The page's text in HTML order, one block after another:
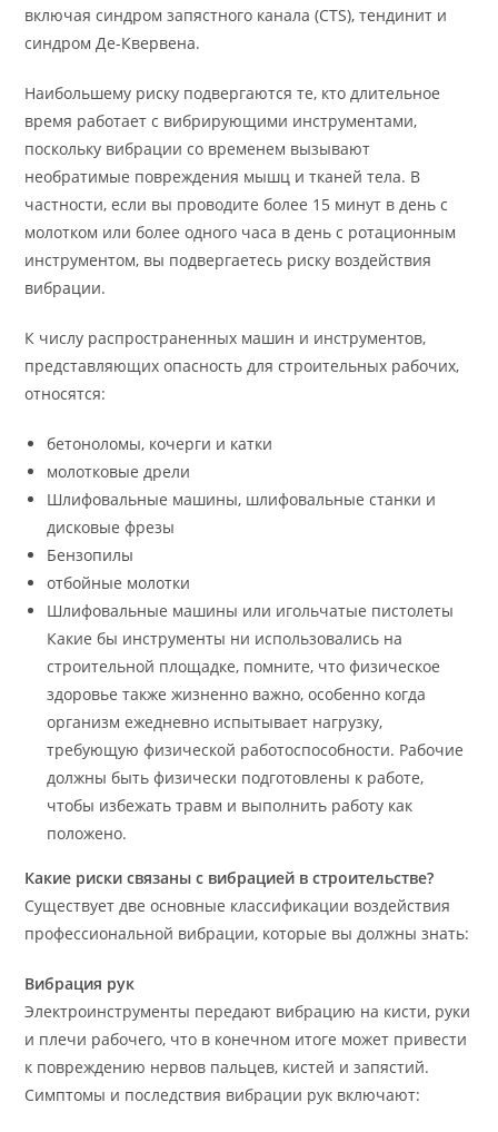
включая синдром запястного канала (CTS), тендинит и
синдром Де-Квервена.
Наибольшему риску подвергаются те, кто длительное
время работает с вибрирующими инструментами,
поскольку вибрации со временем вызывают
необратимые повреждения мышц и тканей тела. В
частности, если вы проводите более 15 минут в день с
молотком или более одного часа в день с ротационным
инструментом, вы подвергаетесь риску воздействия
вибрации.
К числу распространенных машин и инструментов,
представляющих опасность для строительных рабочих,
относятся:
бетоноломы, кочерги и катки
молотковые дрели
Шлифовальные машины, шлифовальные станки и
дисковые фрезы
Бензопилы
отбойные молотки
Шлифовальные машины или игольчатые пистолеты
Какие бы инструменты ни использовались на
строительной площадке, помните, что физическое
здоровье также жизненно важно, особенно когда
организм ежедневно испытывает нагрузку,
требующую физической работоспособности. Рабочие
должны быть физически подготовлены к работе,
чтобы избежать травм и выполнить работу как
положено.
Какие риски связаны с вибрацией в строительстве?
Существует две основные классификации воздействия
профессиональной вибрации, которые вы должны знать:
Вибрация рук
Электроинструменты передают вибрацию на кисти, руки
и плечи рабочего, что в конечном итоге может привести
к повреждению нервов пальцев, кистей и запястий.
Симптомы и последствия вибрации рук включают: